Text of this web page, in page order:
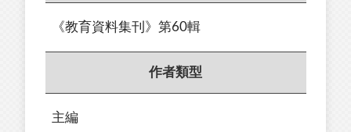
《教育資料集刊》第60輯
作者類型
主編